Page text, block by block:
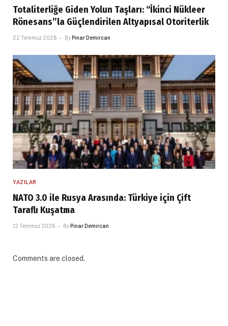
Totaliterliğe Giden Yolun Taşları: “İkinci Nükleer
Rönesans”la Güçlendirilen Altyapısal Otoriterlik
22 Temmuz 2026 ByPınar Demircan
YAZILAR
NATO 3.0 ile Rusya Arasında: Türkiye için Çift
Taraflı Kuşatma
12 Temmuz 2026 ByPınar Demircan
Comments are closed.